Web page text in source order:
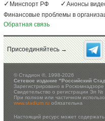
Минспорт РФ
Анонсы
Финансовые проблемы в
Обратная связь
Присоединяйтесь →
©Стадион ®, 1998-2026
Сетевое издание "Российский
Зарегистрировано в Роскомнадзоре
Свидетельство о регистрации Эл
При полном или частичном
www.stadium.ruобязательна
Настоящий ресурс может